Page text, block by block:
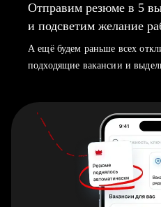
Отправим резюме в 5
и подсветим желание
А ещё будем раньше всех
подходящие вакансии и